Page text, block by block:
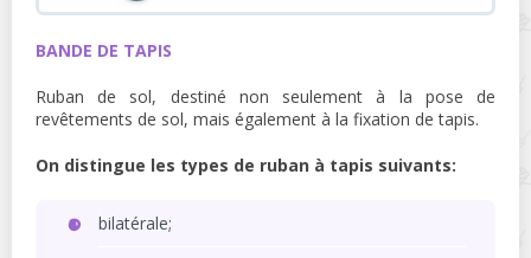
BANDE DE TAPIS
Ruban de sol, destiné non seulement à la pose de
revêtements de sol, mais également à la fixation de tapis.
On distingue les types de ruban à tapis suivants:
bilatérale;